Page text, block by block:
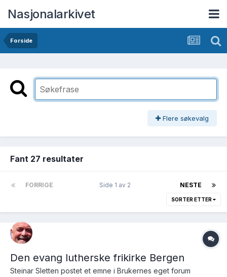
Nasjonalarkivet
Forside
Flere søkevalg
Fant 27 resultater
FORRIGE NESTE
Side 1 av 2
SORTER ETTER
Den evang lutherske frikirke Bergen
Steinar Sletten postet et emne i Brukernes eget forum